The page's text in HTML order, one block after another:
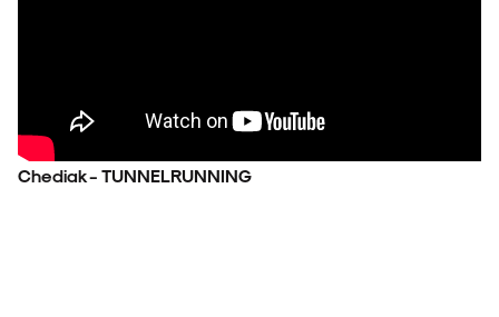
Chediak - TUNNELRUNNING